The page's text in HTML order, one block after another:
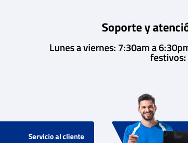
Soporte y
Lunes a viernes: 7:30am a
festivos:
Servicio al cliente